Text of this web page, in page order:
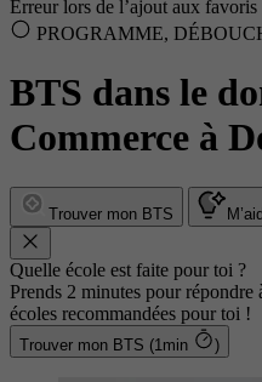
Erreur lors de l’ajout aux favoris
PROGRAMME,
BTS dans le
Commerce à
Trouver mon BTS
Quelle école est faite pour toi ?
Prends 2 minutes pour répondre
écoles recommandées pour toi !
Trouver mon BTS (1min )